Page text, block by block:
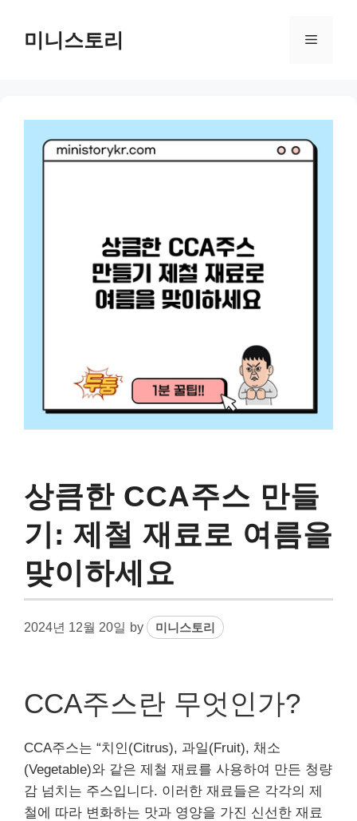
content미니스토리 Menu
상큼한 CCA주스 만들
기: 제철 재료로 여름을
맞이하세요
2024년 12월 20일 by 미니스토리
CCA주스란 무엇인가?
CCA주스는 “치인(Citrus), 과일(Fruit), 채소
(Vegetable)와 같은 제철 재료를 사용하여 만든 청량
감 넘치는 주스입니다. 이러한 재료들은 각각의 제
철에 따라 변화하는 맛과 영양을 가진 신선한 재료